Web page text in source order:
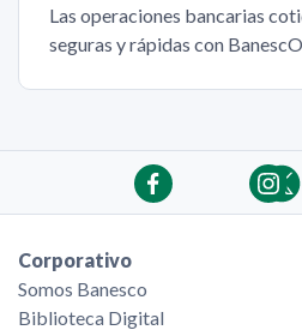
Las operaciones bancarias
seguras y rápidas con
Corporativo
Somos Banesco
Biblioteca Digital